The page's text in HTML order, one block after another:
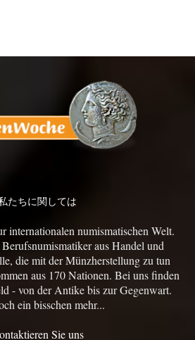
たちに関しては
internationalen numismatischen Welt.
aus Handel und
die mit der Münzherstellung zu tun
aus 170 Nationen. Bei uns finden
- von der Antike bis zur Gegenwart.
ein bisschen mehr...
Sie uns